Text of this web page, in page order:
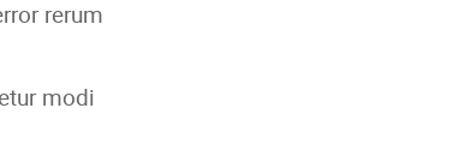
rerum
modi